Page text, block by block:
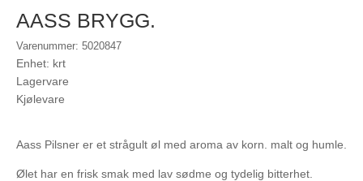
AASS BRYGG.
Varenummer: 5020847
Enhet: krt
Lagervare
Kjølevare
Aass Pilsner er et strågult øl med aroma av korn. malt og humle.
Ølet har en frisk smak med lav sødme og tydelig bitterhet.